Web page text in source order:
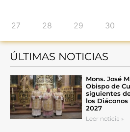
27 28 29 30
ÚLTIMAS NOTICIAS
Mons. José
Obispo de
siguientes
los
2027
Leer noticia »